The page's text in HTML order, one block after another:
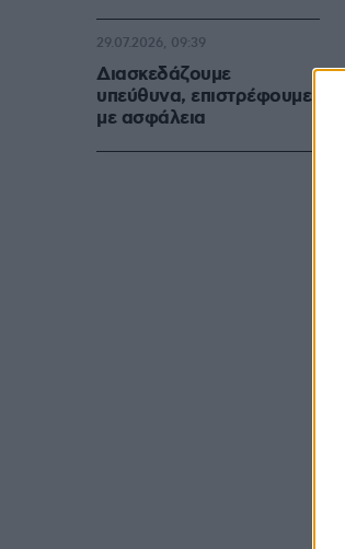
Διασκεδάζουμε
υπεύθυνα, επιστρέφουμε
με ασφάλεια
29.07.2026, 09:39